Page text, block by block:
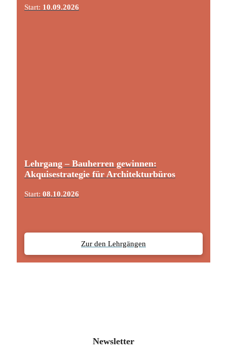
Start: 10.09.2026
Lehrgang – Bauherren gewinnen:
Akquisestrategie für Architekturbüros
Start: 08.10.2026
Zur den Lehrgängen
Newsletter